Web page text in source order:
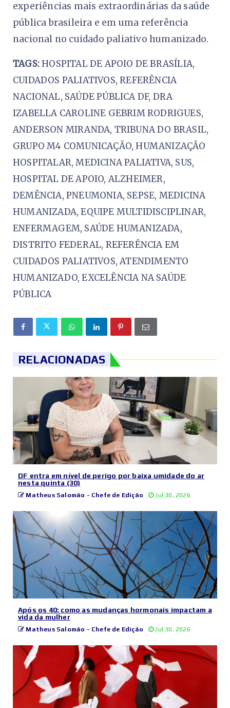
experiências mais extraordinárias da saúde
pública brasileira e em uma referência
nacional no cuidado paliativo humanizado.
TAGS:HOSPITAL DE APOIO DE BRASÍLIA,
CUIDADOS PALIATIVOS, REFERÊNCIA
NACIONAL, SAÚDE PÚBLICA DF, DRA
IZABELLA CAROLINE GEBRIM RODRIGUES,
ANDERSON MIRANDA, TRIBUNA DO BRASIL,
GRUPO M4 COMUNICAÇÃO, HUMANIZAÇÃO
HOSPITALAR, MEDICINA PALIATIVA, SUS,
HOSPITAL DE APOIO, ALZHEIMER,
DEMÊNCIA, PNEUMONIA, SEPSE, MEDICINA
HUMANIZADA, EQUIPE MULTIDISCIPLINAR,
ENFERMAGEM, SAÚDE HUMANIZADA,
DISTRITO FEDERAL, REFERÊNCIA EM
CUIDADOS PALIATIVOS, ATENDIMENTO
HUMANIZADO, EXCELÊNCIA NA SAÚDE
PÚBLICA
RELACIONADAS
DF entra em nível de perigo por baixa umidade do ar
nesta quinta (30)
Matheus Salomão - Chefe de Edição Jul 30, 2026
Após os 40: como as mudanças hormonais impactam a
vida da mulher
Matheus Salomão - Chefe de Edição Jul 30, 2026